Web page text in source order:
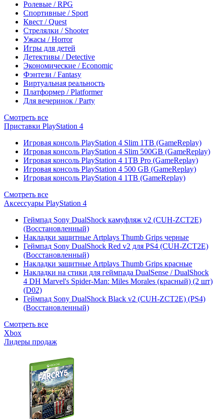
Ролевые / RPG
Спортивные / Sport
Квест / Quest
Стрелялки / Shooter
Ужасы / Horror
Игры для детей
Детективы / Detective
Экономические / Economic
Фэнтези / Fantasy
Виртуальная реальность
Платформер / Platformer
Для вечеринок / Party
Смотреть все
Приставки PlayStation 4
Игровая консоль PlayStation 4 Slim 1TB (GameReplay)
Игровая консоль PlayStation 4 Slim 500GB (GameReplay)
Игровая консоль PlayStation 4 1TB Pro (GameReplay)
Игровая консоль PlayStation 4 500 GB (GameReplay)
Игровая консоль PlayStation 4 1TB (GameReplay)
Смотреть все
Аксессуары PlayStation 4
Геймпад Sony DualShock камуфляж v2 (CUH-ZCT2E)
(Восстановленный)
Накладки защитные Artplays Thumb Grips черные
Геймпад Sony DualShock Red v2 для PS4 (CUH-ZCT2E)
(Восстановленный)
Накладки защитные Artplays Thumb Grips красные
Накладки на стики для геймпада DualSense / DualShock
4 DH Marvel's Spider-Man: Miles Morales (красный) (2 шт)
(D02)
Геймпад Sony DualShock Black v2 (CUH-ZCT2E) (PS4)
(Восстановленный)
Смотреть все
Xbox
Лидеры продаж